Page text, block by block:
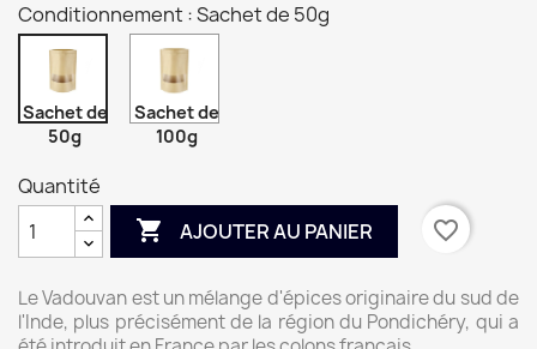
Conditionnement : Sachet de 50g
Sachet de
50g
Sachet de
100g
Quantité
 AJOUTER AU PANIER favorite_border
Le Vadouvan est un mélange d'épices originaire du sud de
l'Inde, plus précisément de la région du Pondichéry, qui a